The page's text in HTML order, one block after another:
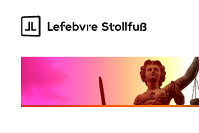
springen